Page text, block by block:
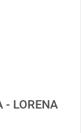
- LORENA